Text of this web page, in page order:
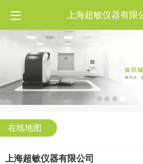
上海超敏仪器有限
在线地图
上海超敏仪器有限公司